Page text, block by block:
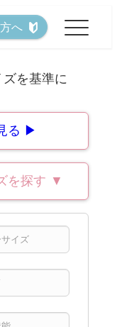
へ
る ▶
を探す ▼